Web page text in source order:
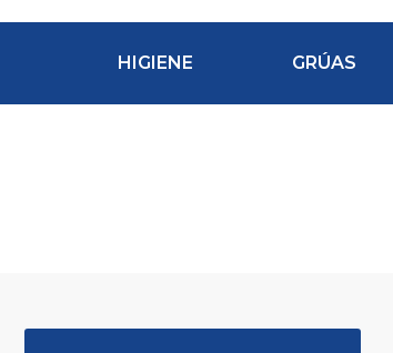
HIGIENE GRÚAS